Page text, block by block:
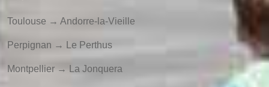
Toulouse → Andorre-la-Vieille
Perpignan → Le Perthus
Montpellier → La Jonquera